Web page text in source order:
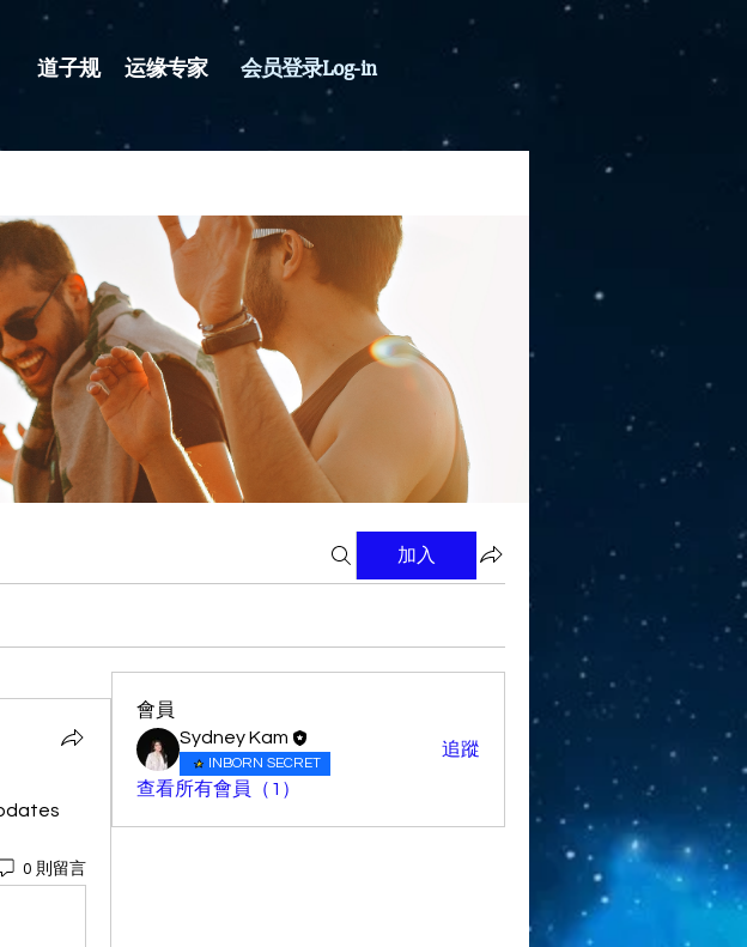
道子规 运缘专家 会员登录Log-in
加入
0 則留言
會員
Sydney Kam
INBORN SECRET
追蹤
查看所有會員（1）